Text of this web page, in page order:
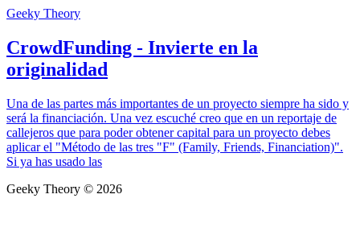
Geeky Theory
CrowdFunding - Invierte en la
originalidad
Una de las partes más importantes de un proyecto siempre ha sido y
será la financiación. Una vez escuché creo que en un reportaje de
callejeros que para poder obtener capital para un proyecto debes
aplicar el "Método de las tres "F" (Family, Friends, Financiation)".
Si ya has usado las
Geeky Theory © 2026